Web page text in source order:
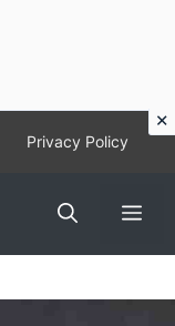
Privacy Policy